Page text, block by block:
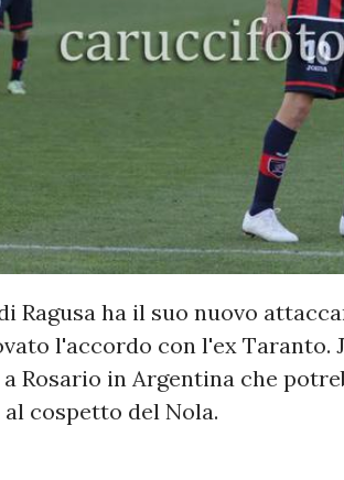
Ragusa ha il suo nuovo
l'accordo con l'ex Taranto.
a Rosario in Argentina che
cospetto del Nola.